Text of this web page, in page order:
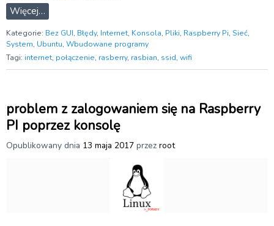
Więcej…
Kategorie: Bez GUI, Błędy, Internet, Konsola, Pliki, Raspberry Pi, Sieć,
System, Ubuntu, Wbudowane programy
Tagi: internet, połączenie, rasberry, rasbian, ssid, wifi
problem z zalogowaniem się na Raspberry
PI poprzez konsolę
Opublikowany dnia 13 maja 2017 przez root